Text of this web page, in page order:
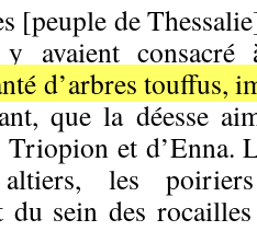
[peuple de
avaient
d’arbres touffus,
que la déesse
Triopion et d’Enna.
les poiriers
du sein des